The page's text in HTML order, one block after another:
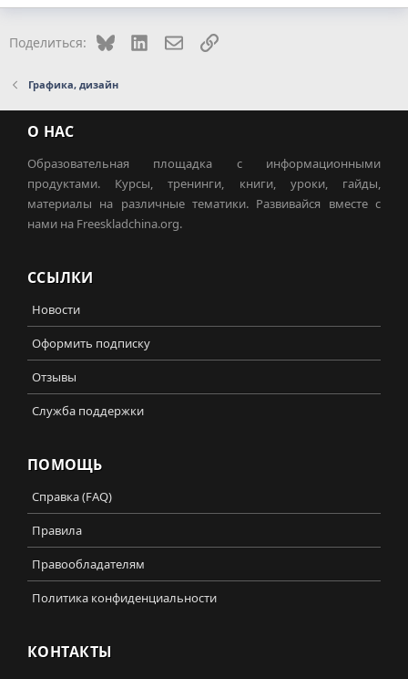
Поделиться: Bluesky LinkedInЭлектронная почта
Ссылка
Графика, дизайн
О НАС
Образовательная площадка с информационными
продуктами. Курсы, тренинги, книги, уроки, гайды,
материалы на различные тематики. Развивайся вместе с
нами на Freeskladchina.org.
ССЫЛКИ
Новости
Оформить подписку
Отзывы
Служба поддержки
ПОМОЩЬ
Справка (FAQ)
Правила
Правообладателям
Политика конфиденциальности
КОНТАКТЫ